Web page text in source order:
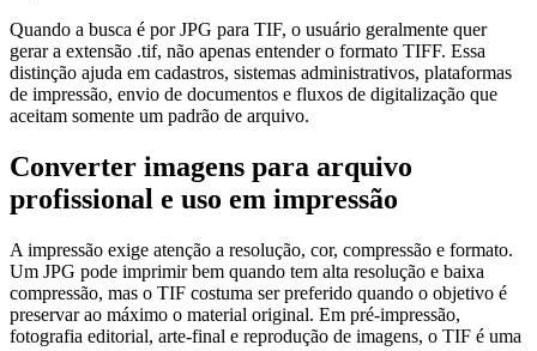
Quando a busca é por JPG para TIF, o usuário geralmente quer
gerar a extensão .tif, não apenas entender o formato TIFF. Essa
distinção ajuda em cadastros, sistemas administrativos, plataformas
de impressão, envio de documentos e fluxos de digitalização que
aceitam somente um padrão de arquivo.
Converter imagens para arquivo
profissional e uso em impressão
A impressão exige atenção a resolução, cor, compressão e formato.
Um JPG pode imprimir bem quando tem alta resolução e baixa
compressão, mas o TIF costuma ser preferido quando o objetivo é
preservar ao máximo o material original. Em pré-impressão,
fotografia editorial, arte-final e reprodução de imagens, o TIF é uma